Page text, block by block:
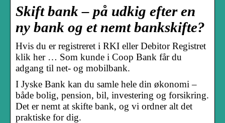
Skift bank – på udkig efter en
ny bank og et nemt bankskifte?
Hvis du er registreret i RKI eller Debitor Registret
klik her … Som kunde i Coop Bank får du
adgang til net- og mobilbank.
I Jyske Bank kan du samle hele din økonomi –
både bolig, pension, bil, investering og forsikring.
Det er nemt at skifte bank, og vi ordner alt det
praktiske for dig.